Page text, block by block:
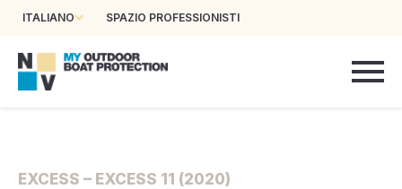
ITALIANO SPAZIO PROFESSIONISTI
EXCESS – EXCESS 11 (2020)